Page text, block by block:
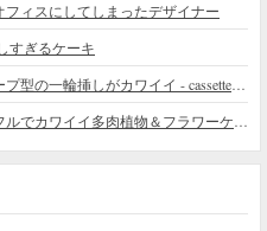
ィスにしてしまったデザイナー
すぎるケーキ